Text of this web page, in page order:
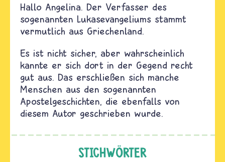
Hallo Angelina. Der Verfasser des
sogenannten Lukasevangeliums stammt
vermutlich aus Griechenland.
Es ist nicht sicher, aber wahrscheinlich
kannte er sich dort in der Gegend recht
gut aus. Das erschließen sich manche
Menschen aus den sogenannten
Apostelgeschichten, die ebenfalls von
diesem Autor geschrieben wurde.
STICHWÖRTER